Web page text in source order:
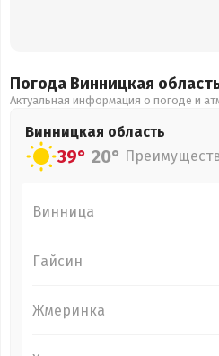
Погода Винницкая
Актуальная информация о погоде и
Винницкая область
39° 20°
Винница
Гайсин
Жмеринка